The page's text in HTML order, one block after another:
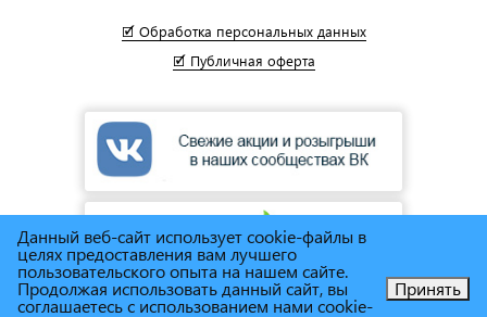
🗹 Обработка персональных данных
🗹 Публичная оферта
Данный веб-сайт использует cookie-файлы в
целях предоставления вам лучшего
пользовательского опыта на нашем сайте.
Продолжая использовать данный сайт, вы
соглашаетесь с использованием нами cookie-
Принять